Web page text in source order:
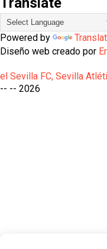
Powered by
Diseño web creado por
el Sevilla FC, Sevilla
-- -- 2026